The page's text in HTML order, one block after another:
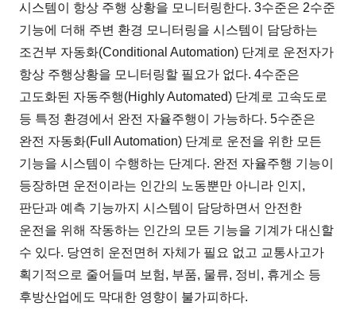
시스템이 항상 주행 상황을 모니터링한다. 3수준은 2수준
기능에 더해 주변 환경 모니터링을 시스템이 담당하는
조건부 자동화(Conditional Automation) 단계로 운전자가
항상 주행상황을 모니터링할 필요가 없다. 4수준은
고도화된 자동주행(Highly Automated) 단계로 고속도로
등 특정 환경에서 완전 자율주행이 가능하다. 5수준은
완전 자동화(Full Automation) 단계로 운전을 위한 모든
기능을 시스템이 수행하는 단계다. 완전 자율주행 기능이
등장하면 운전이라는 인간의 노동뿐만 아니라 인지,
판단과 예측 기능까지 시스템이 담당하면서 안전한
운전을 위해 작동하는 인간의 모든 기능을 기계가 대신할
수 있다. 당연히 운전면허 자체가 필요 없고 교통사고가
획기적으로 줄어들며 보험, 부품, 물류, 정비, 휴게소 등
후방산업에도 막대한 영향이 불가피하다.